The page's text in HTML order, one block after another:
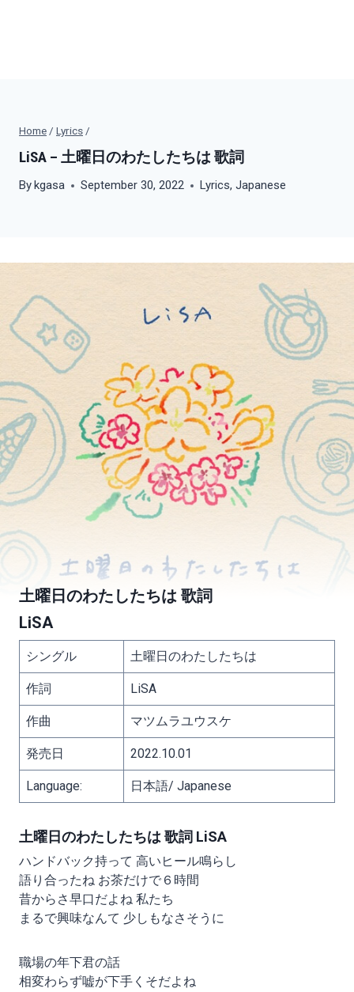
Home / Lyrics /
LiSA – 土曜日のわたしたちは 歌詞
Bykgasa September 30, 2022 Lyrics,Japanese
土曜日のわたしたちは 歌詞
LiSA
シングル 土曜日のわたしたちは
作詞 LiSA
作曲 マツムラユウスケ
発売日 2022.10.01
Language: 日本語/ Japanese
土曜日のわたしたちは 歌詞 LiSA
ハンドバック持って 高いヒール鳴らし
語り合ったね お茶だけで６時間
昔からさ早口だよね 私たち
まるで興味なんて 少しもなさそうに
職場の年下君の話
相変わらず嘘が下手くそだよね